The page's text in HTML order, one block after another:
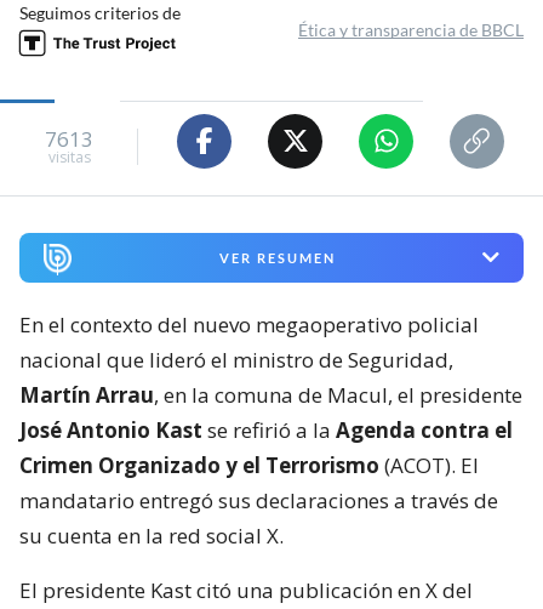
Seguimos criterios de
Ética y transparencia de BBCL
7613
visitas
VER RESUMEN
En el contexto del nuevo megaoperativo policial
nacional que lideró el ministro de Seguridad,
Martín Arrau, en la comuna de Macul, el presidente
José Antonio Kast se refirió a la Agenda contra el
Crimen Organizado y el Terrorismo (ACOT). El
mandatario entregó sus declaraciones a través de
su cuenta en la red social X.
El presidente Kast citó una publicación en X del